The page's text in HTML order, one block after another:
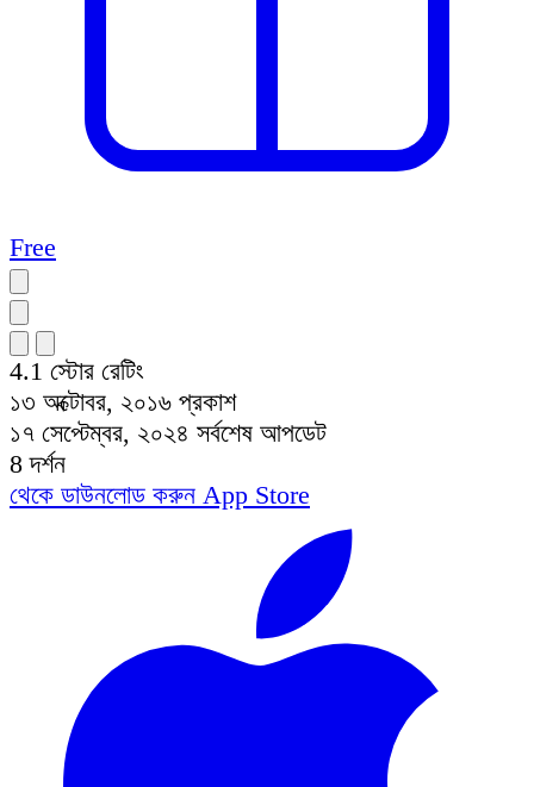
Free
4.1 স্টোর রেটিং
১৩ অক্টোবর, ২০১৬ প্রকাশ
১৭ সেপ্টেম্বর, ২০২৪ সর্বশেষ আপডেট
8 দর্শন
থেকে ডাউনলোড করুন App Store